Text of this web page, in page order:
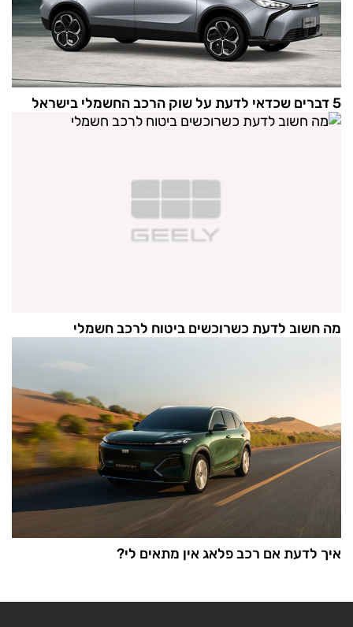
5 דברים שכדאי לדעת על שוק הרכב החשמלי בישראל
מה חשוב לדעת כשרוכשים ביטוח לרכב חשמלי
איך לדעת אם רכב פלאג אין מתאים לי?